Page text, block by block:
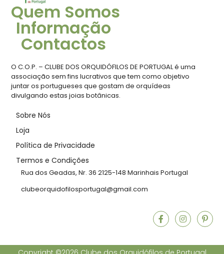
Quem Somos
Informação
Contactos
O C.O.P. – CLUBE DOS ORQUIDÓFILOS DE PORTUGAL é uma
associação sem fins lucrativos que tem como objetivo
juntar os portugueses que gostam de orquídeas
divulgando estas joias botânicas.
Sobre Nós
Loja
Política de Privacidade
Termos e Condições
Rua dos Geadas, Nr. 36 2125-148 Marinhais Portugal
clubeorquidofilosportugal@gmail.com